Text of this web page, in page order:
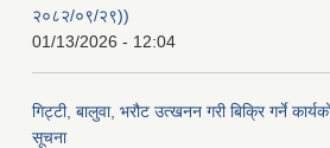
२०८२/०९/२९))
01/13/2026 - 12:04
गिट्टी, बालुवा, भरौट उत्खनन गरी बिक्रि गर्ने
सूचना